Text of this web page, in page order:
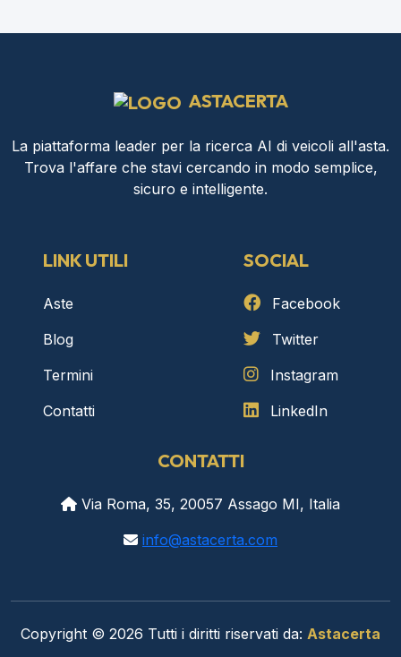
ASTACERTA
La piattaforma leader per la ricerca AI di veicoli all'asta.
Trova l'affare che stavi cercando in modo semplice,
sicuro e intelligente.
LINK UTILI
Aste
Blog
Termini
Contatti
SOCIAL
Facebook
Twitter
Instagram
LinkedIn
CONTATTI
Via Roma, 35, 20057 Assago MI, Italia
info@astacerta.com
Copyright © 2026 Tutti i diritti riservati da: Astacerta